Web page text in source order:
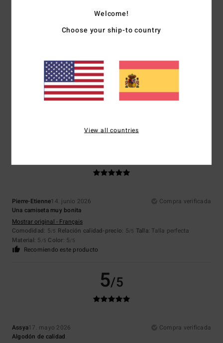
5/5
21. junio 2026
Muy agradable
Mostrar original - Français
Pierre-Etienne14. junio 2026
Compra verificada
Una camiseta muy bonita
Mostrar original - Français
Comodidad: 5/5 Relación calidad-precio: 5/5 Talla: Talla perfecta
Material: 5 /5 Color: 5/5
Recomiendo este producto
5/5
Assya17. mayo 2026
Compra verificada
Algodón de calidad
Welcome!
Choose your ship-to country
View all countries